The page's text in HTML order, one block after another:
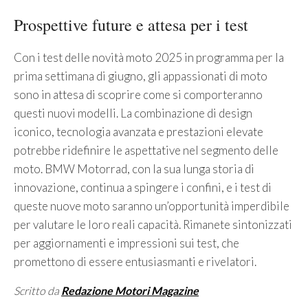
Prospettive future e attesa per i test
Con i test delle novità moto 2025 in programma per la
prima settimana di giugno, gli appassionati di moto
sono in attesa di scoprire come si comporteranno
questi nuovi modelli. La combinazione di design
iconico, tecnologia avanzata e prestazioni elevate
potrebbe ridefinire le aspettative nel segmento delle
moto. BMW Motorrad, con la sua lunga storia di
innovazione, continua a spingere i confini, e i test di
queste nuove moto saranno un’opportunità imperdibile
per valutare le loro reali capacità. Rimanete sintonizzati
per aggiornamenti e impressioni sui test, che
promettono di essere entusiasmanti e rivelatori.
Scritto da Redazione Motori Magazine